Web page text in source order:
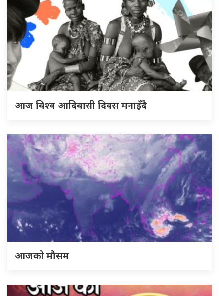
आज विश्व आदिवासी दिवस मनाइँदै
आजको मौसम